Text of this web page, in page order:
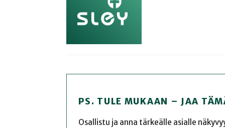
PS. TULE MUKAAN – JAA
Osallistu ja anna tärkeälle asialle